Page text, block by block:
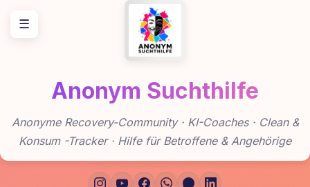
Inhalt
springen
Anonym Suchthilfe
Anonyme Recovery-Community · KI-Coaches · Clean &
Konsum -Tracker · Hilfe für Betroffene & Angehörige
☰